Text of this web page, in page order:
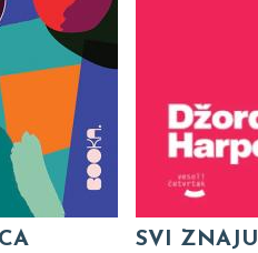
SVI ZNAJU